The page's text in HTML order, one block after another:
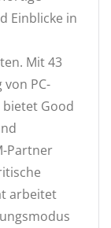
Einblicke in
Mit 43
PC-
Good
Partner
arbeitet